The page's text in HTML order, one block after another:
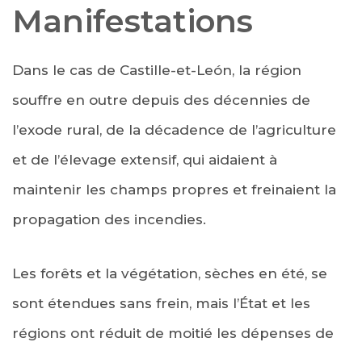
Manifestations
Dans le cas de Castille-et-León, la région
souffre en outre depuis des décennies de
l’exode rural, de la décadence de l’agriculture
et de l’élevage extensif, qui aidaient à
maintenir les champs propres et freinaient la
propagation des incendies.
Les forêts et la végétation, sèches en été, se
sont étendues sans frein, mais l’État et les
régions ont réduit de moitié les dépenses de